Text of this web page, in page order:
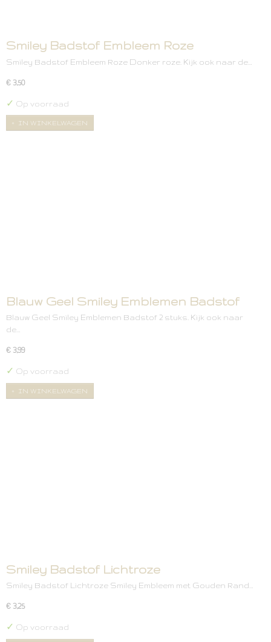
Smiley Badstof Embleem Roze
Smiley Badstof Embleem Roze Donker roze. Kijk ook naar de…
€ 3,50
✓ Op voorraad
IN WINKELWAGEN
Blauw Geel Smiley Emblemen Badstof
Blauw Geel Smiley Emblemen Badstof 2 stuks. Kijk ook naar
de…
€ 3,99
✓ Op voorraad
IN WINKELWAGEN
Smiley Badstof Lichtroze
Smiley Badstof Lichtroze Smiley Embleem met Gouden Rand…
€ 3,25
✓ Op voorraad